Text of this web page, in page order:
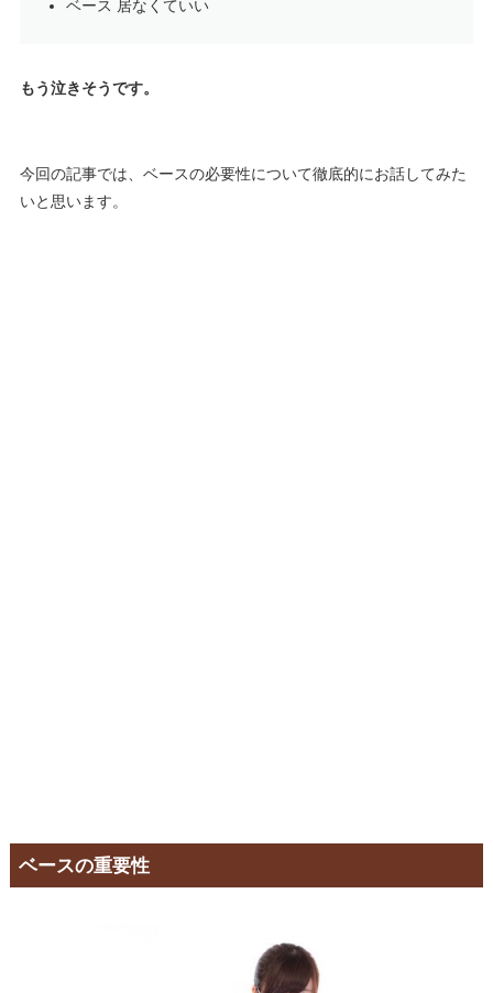
ベース 居なくていい
もう泣きそうです。
今回の記事では、ベースの必要性について徹底的にお話してみた
いと思います。
ベースの重要性